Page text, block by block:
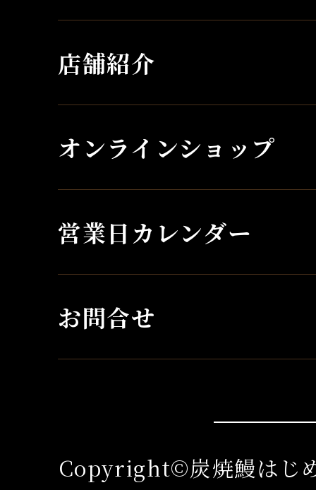
店舗紹介
オンラインショップ
営業日カレンダー
お問合せ
Copyright©炭焼鰻はじ